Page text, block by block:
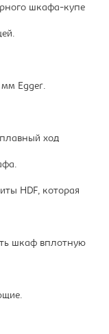
шкафа-купе
Egger.
ход
HDF, которая
шкаф вплотную